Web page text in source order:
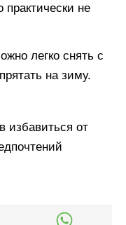
практически не
легко снять с
на зиму.
избавиться от